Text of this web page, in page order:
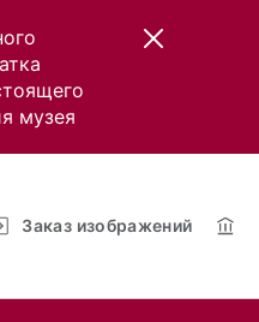
музея
Заказ изображений